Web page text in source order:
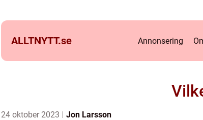
ALLTNYTT.se Annonsering
24 oktober 2023 Jon Larsson